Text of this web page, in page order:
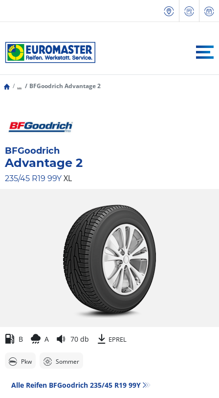
... BFGoodrich Advantage 2
BFGoodrich
Advantage 2
235/45 R19 99Y XL
B A 70 db EPREL
Pkw Sommer
Alle Reifen BFGoodrich 235/45 R19 99Y